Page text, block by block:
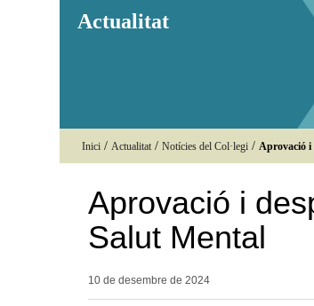
Actualitat
Inici / Actualitat / Notícies del Col·legi / Aprovació i
Aprovació i
Salut Mental
10 de desembre de 2024